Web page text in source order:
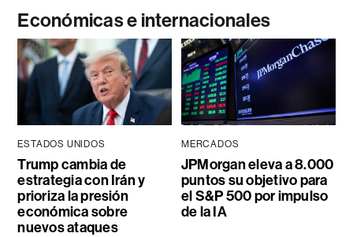
Económicas e internacionales
ESTADOS UNIDOS
Trump cambia de
estrategia con Irán y
prioriza la presión
económica sobre
nuevos ataques
MERCADOS
JPMorgan eleva a 8.000
puntos su objetivo para
el S&P 500 por impulso
de la IA